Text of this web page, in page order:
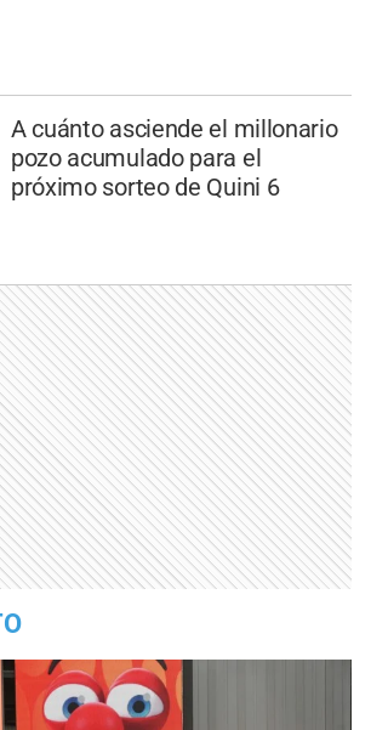
A cuánto asciende el millonario
pozo acumulado para el
próximo sorteo de Quini 6